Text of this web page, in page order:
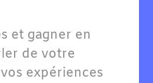
et gagner en
de votre
expériences